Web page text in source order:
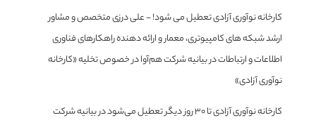
کارخانه نوآوری آزادی تعطیل می شود! - علی درزی متخصص و مشاور
ارشد شبکه های کامپیوتری، معمار و ارائه دهنده راهکارهای فناوری
اطلاعات و ارتباطاتدربیانیه شرکت هم‌آوا در خصوص تخلیه «کارخانه
نوآوری آزادی»
کارخانه نوآوری آزادی تا ۳۰ روز دیگر تعطیل می‌شود دربیانیه شرکت